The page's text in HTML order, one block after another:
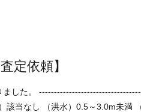
定依頼】
該当なし （洪水）0.5～3.0m未満